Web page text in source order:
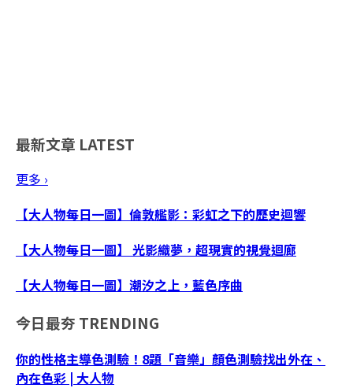
最新文章 LATEST
更多 ›
【大人物每日一圖】倫敦艦影：彩虹之下的歷史迴響
【大人物每日一圖】 光影織夢，超現實的視覺迴廊
【大人物每日一圖】潮汐之上，藍色序曲
今日最夯 TRENDING
你的性格主導色測驗！8題「音樂」顏色測驗找出外在、
內在色彩 | 大人物